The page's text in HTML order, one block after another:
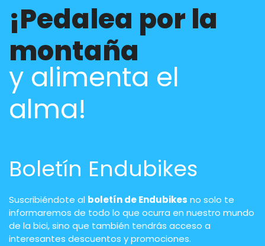
¡Pedalea por la
montaña
y alimenta el
alma!
Boletín Endubikes
Suscribiéndote al boletín de Endubikes no solo te
informaremos de todo lo que ocurra en nuestro mundo
de la bici, sino que también tendrás acceso a
interesantes descuentos y promociones.